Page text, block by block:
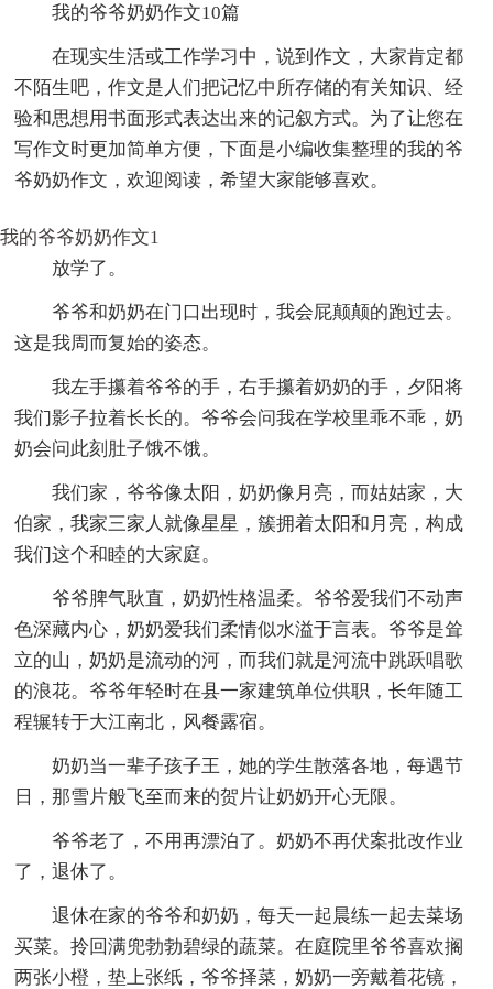
我的爷爷奶奶作文10篇
在现实生活或工作学习中，说到作文，大家肯定都
不陌生吧，作文是人们把记忆中所存储的有关知识、经
验和思想用书面形式表达出来的记叙方式。为了让您在
写作文时更加简单方便，下面是小编收集整理的我的爷
爷奶奶作文，欢迎阅读，希望大家能够喜欢。
我的爷爷奶奶作文1
放学了。
爷爷和奶奶在门口出现时，我会屁颠颠的跑过去。
这是我周而复始的姿态。
我左手攥着爷爷的手，右手攥着奶奶的手，夕阳将
我们影子拉着长长的。爷爷会问我在学校里乖不乖，奶
奶会问此刻肚子饿不饿。
我们家，爷爷像太阳，奶奶像月亮，而姑姑家，大
伯家，我家三家人就像星星，簇拥着太阳和月亮，构成
我们这个和睦的大家庭。
爷爷脾气耿直，奶奶性格温柔。爷爷爱我们不动声
色深藏内心，奶奶爱我们柔情似水溢于言表。爷爷是耸
立的山，奶奶是流动的河，而我们就是河流中跳跃唱歌
的浪花。爷爷年轻时在县一家建筑单位供职，长年随工
程辗转于大江南北，风餐露宿。
奶奶当一辈子孩子王，她的学生散落各地，每遇节
日，那雪片般飞至而来的贺片让奶奶开心无限。
爷爷老了，不用再漂泊了。奶奶不再伏案批改作业
了，退休了。
退休在家的爷爷和奶奶，每天一起晨练一起去菜场
买菜。拎回满兜勃勃碧绿的蔬菜。在庭院里爷爷喜欢搁
两张小橙，垫上张纸，爷爷择菜，奶奶一旁戴着花镜，